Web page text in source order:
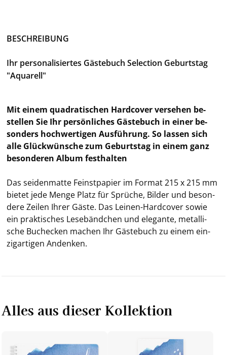
BE­SCHREI­BUNG
Ihr per­so­na­li­sier­tes Gäs­te­buch Selec­tion Ge­burts­tag
"Aqua­rell"
Mit einem qua­dra­ti­schen Hard­co­ver ver­se­hen be­
stel­len Sie Ihr per­sön­li­ches Gäs­te­buch in einer be­
son­ders hoch­wer­ti­gen Aus­füh­rung. So las­sen sich
alle Glück­wün­sche zum Ge­burts­tag in einem ganz
be­son­de­ren Album fest­hal­ten
Das sei­den­mat­te Feinst­pa­pier im For­mat 215 x 215 mm
bie­tet jede Menge Platz für Sprü­che, Bil­der und be­son­
de­re Zei­len Ihrer Gäste. Das Leinen-​Hardcover sowie
ein prak­ti­sches Le­se­bänd­chen und ele­gan­te, me­tal­li­
sche Buch­ecken ma­chen Ihr Gäs­te­buch zu einem ein­
zig­ar­ti­gen An­denken.
Alles aus dieser Kollektion